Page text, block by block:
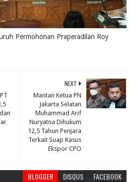
Permohonan Praperadilan Roy
NEXT
Mantan Ketua PN
Jakarta Selatan
Muhammad Arif
Nuryatna Dihukum
12,5 Tahun Penjara
Terkait Suap Kasus
Ekspor CPO
BLOGGER DISQUS FACEBOOK